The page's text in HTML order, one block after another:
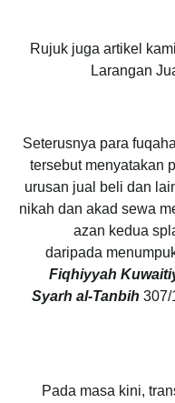
Rujuk juga artikel
Larangan
Seterusnya para
tersebut menyatakan
urusan jual beli dan
nikah dan akad sewa
azan kedua
daripada
Fiqhiyyah
Syarh al-Tanbih 307/
Pada masa kini,